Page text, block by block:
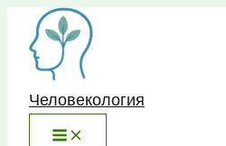
Перейти
содержимому
Человекология